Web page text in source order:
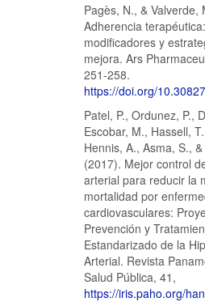
Pagès, N., & Valverde,
Adherencia
modificadores y
mejora. Ars
251-258.
https://doi.org/
Patel, P., Ordunez, P.,
Escobar, M., Hassell,
Hennis, A., Asma, S.,
(2017). Mejor control
arterial para reducir la
mortalidad por
cardiovasculares:
Prevención y
Estandarizado de la
Arterial. Revista
Salud Pública, 41,
https://iris.paho.org/